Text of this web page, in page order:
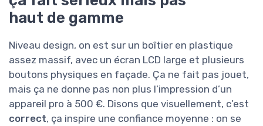
haut de gamme
Niveau design, on est sur un boîtier en plastique
assez massif, avec un écran LCD large et plusieurs
boutons physiques en façade. Ça ne fait pas jouet,
mais ça ne donne pas non plus l’impression d’un
appareil pro à 500 €. Disons que visuellement, c’est
correct, ça inspire une confiance moyenne : on se